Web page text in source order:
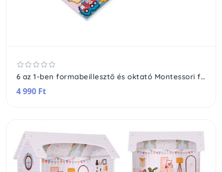
6 az 1-ben formabeillesztő és oktató Montessori fajáték
4 990 Ft